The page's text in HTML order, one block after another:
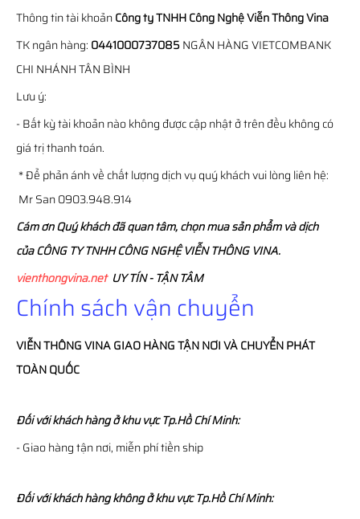
Thông tin tài khoảnCông ty TNHH Công Nghệ Viễn Thông Vina
TK ngân hàng: 0441000737085NGÂN HÀNG VIETCOMBANK
CHI NHÁNH TÂN BÌNH
Lưu ý:
- Bất kỳ tài khoản nào không được cập nhật ở trên đều không có
giá trị thanh toán.
* Để phản ánh về chất lượng dịch vụ quý khách vui lòng liên hệ:
Mr San 0903.948.914
Cám ơn Quý khách đã quan tâm, chọn mua sản phẩm và dịch
của CÔNG TY TNHH CÔNG NGHỆ VIỄN THÔNG VINA.
vienthongvina.netUY TÍN - TẬN TÂM
Chính sách vận chuyển
VIỄN THÔNGVINAGIAO HÀNG TẬN NƠI VÀ CHUYỂN PHÁT
TOÀN QUỐC
Đối với khách hàng ở khu vực Tp.Hồ Chí Minh:
- Giao hàng tận nơi, miễn phí tiền ship
Đối với khách hàng không ở khu vực Tp.Hồ Chí Minh: